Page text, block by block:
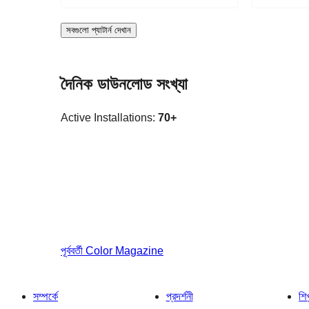
সবগুলো প্যাটার্ন দেখান
দৈনিক ডাউনলোড সংখ্যা
Active Installations: 70+
পূর্ববর্তী Color Magazine
সম্পর্কে প্রদর্শনী